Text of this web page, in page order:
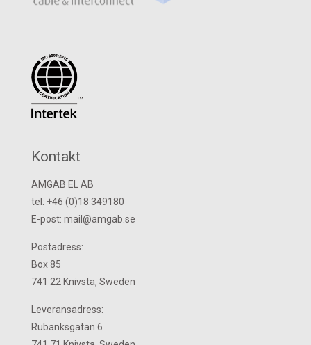
Kontakt
AMGAB EL AB
tel: +46 (0)18 349180
E-post: mail@amgab.se
Postadress:
Box 85
741 22 Knivsta, Sweden
Leveransadress:
Rubanksgatan 6